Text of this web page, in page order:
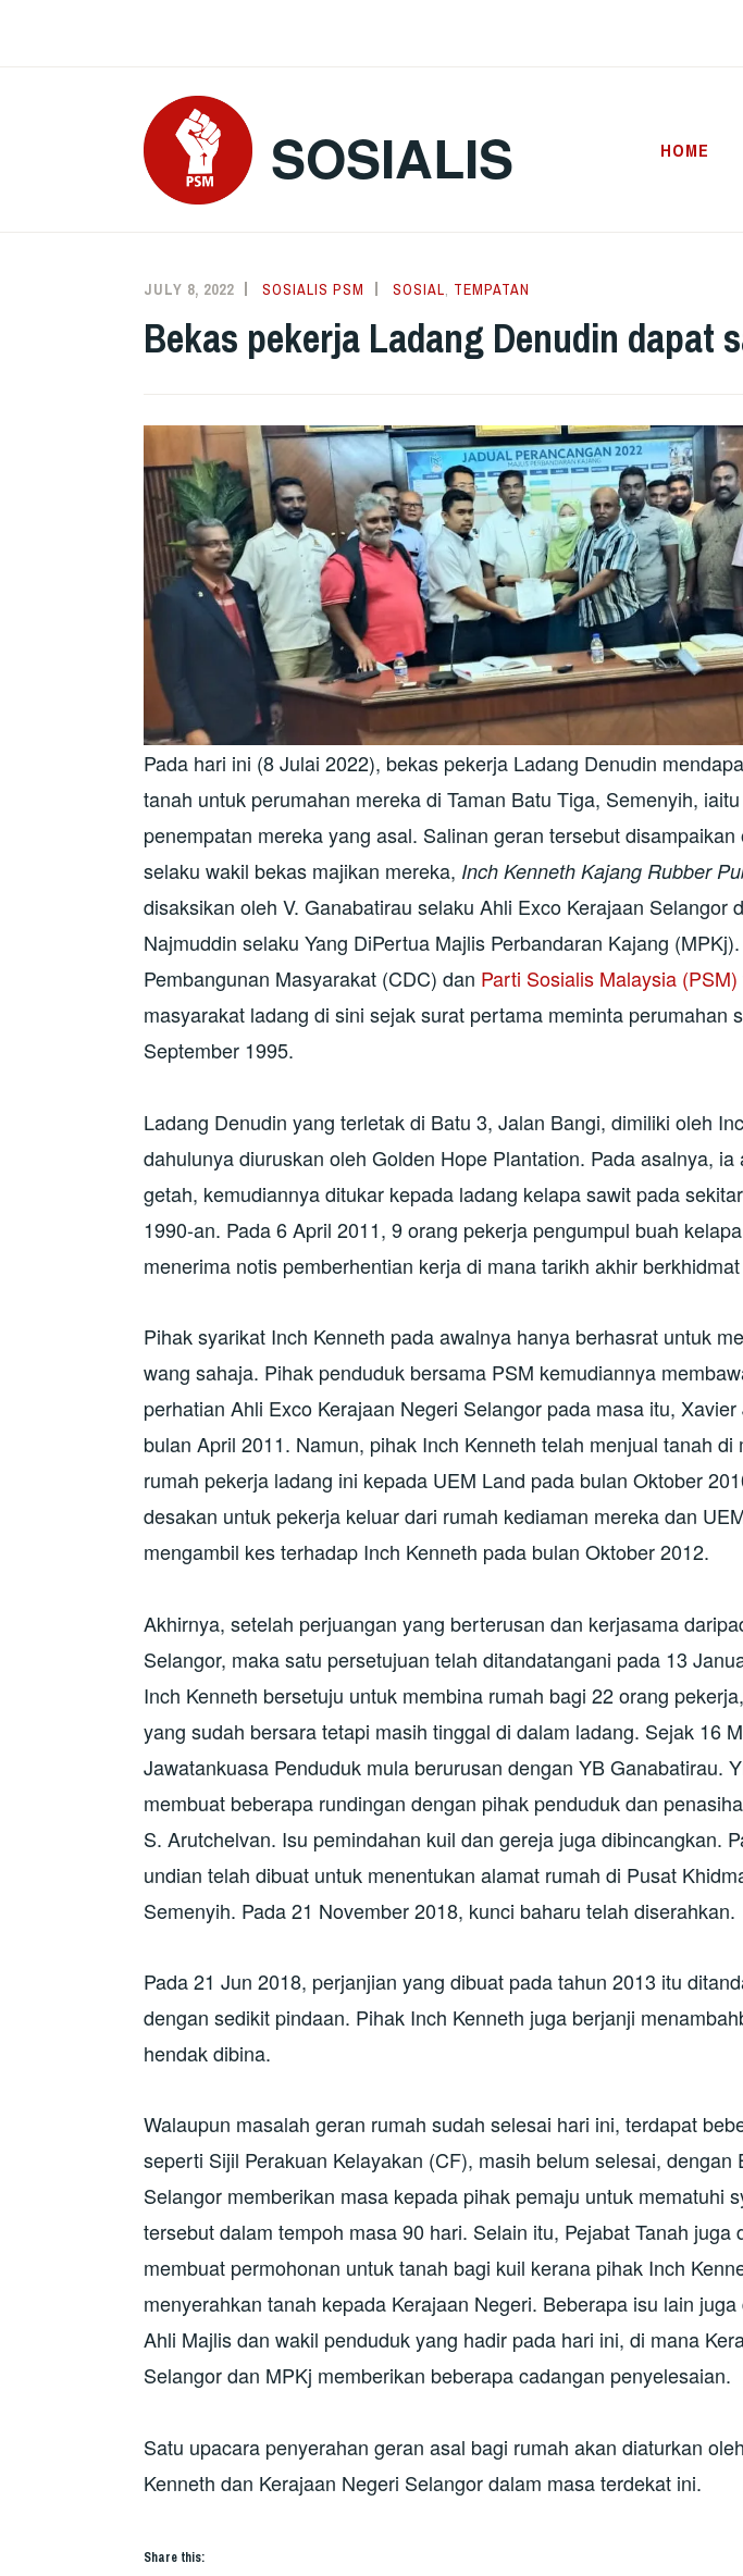
SOSIALIS HOME
JULY 8, 2022 SOSIALIS PSM SOSIAL TEMPATAN
Bekas pekerja Ladang Denudin dapat
Pada hari ini (8 Julai 2022), bekas pekerja Ladang Denudin
tanah untuk perumahan mereka di Taman Batu Tiga, Semenyih,
penempatan mereka yang asal. Salinan geran tersebut
selaku wakil bekas majikan mereka, Inch Kenneth Kajang Rubber
disaksikan oleh V. Ganabatirau selaku Ahli Exco Kerajaan Selangor
Najmuddin selaku Yang DiPertua Majlis Perbandaran Kajang
Pembangunan Masyarakat (CDC) dan Parti Sosialis Malaysia (PSM)
masyarakat ladang di sini sejak surat pertama meminta perumahan
September 1995.
Ladang Denudin yang terletak di Batu 3, Jalan Bangi, dimiliki oleh
dahulunya diuruskan oleh Golden Hope Plantation. Pada asalnya, ia
getah, kemudiannya ditukar kepada ladang kelapa sawit pada
1990-an. Pada 6 April 2011, 9 orang pekerja pengumpul buah
menerima notis pemberhentian kerja di mana tarikh akhir
Pihak syarikat Inch Kenneth pada awalnya hanya berhasrat untuk
wang sahaja. Pihak penduduk bersama PSM kemudiannya
perhatian Ahli Exco Kerajaan Negeri Selangor pada masa itu,
bulan April 2011. Namun, pihak Inch Kenneth telah menjual tanah di
rumah pekerja ladang ini kepada UEM Land pada bulan Oktober
desakan untuk pekerja keluar dari rumah kediaman mereka dan
mengambil kes terhadap Inch Kenneth pada bulan Oktober 2012.
Akhirnya, setelah perjuangan yang berterusan dan kerjasama
Selangor, maka satu persetujuan telah ditandatangani pada 13
Inch Kenneth bersetuju untuk membina rumah bagi 22 orang
yang sudah bersara tetapi masih tinggal di dalam ladang. Sejak 16
Jawatankuasa Penduduk mula berurusan dengan YB Ganabatirau.
membuat beberapa rundingan dengan pihak penduduk dan
S. Arutchelvan. Isu pemindahan kuil dan gereja juga dibincangkan.
undian telah dibuat untuk menentukan alamat rumah di Pusat
Semenyih. Pada 21 November 2018, kunci baharu telah diserahkan.
Pada 21 Jun 2018, perjanjian yang dibuat pada tahun 2013 itu
dengan sedikit pindaan. Pihak Inch Kenneth juga berjanji
hendak dibina.
Walaupun masalah geran rumah sudah selesai hari ini, terdapat
seperti Sijil Perakuan Kelayakan (CF), masih belum selesai, dengan
Selangor memberikan masa kepada pihak pemaju untuk mematuhi
tersebut dalam tempoh masa 90 hari. Selain itu, Pejabat Tanah juga
membuat permohonan untuk tanah bagi kuil kerana pihak Inch
menyerahkan tanah kepada Kerajaan Negeri. Beberapa isu lain
Ahli Majlis dan wakil penduduk yang hadir pada hari ini, di mana
Selangor dan MPKj memberikan beberapa cadangan penyelesaian.
Satu upacara penyerahan geran asal bagi rumah akan diaturkan
Kenneth dan Kerajaan Negeri Selangor dalam masa terdekat ini.
Share this: